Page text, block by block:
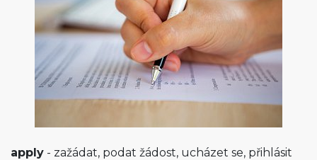
apply - zažádat, podat žádost, ucházet se, přihlásit